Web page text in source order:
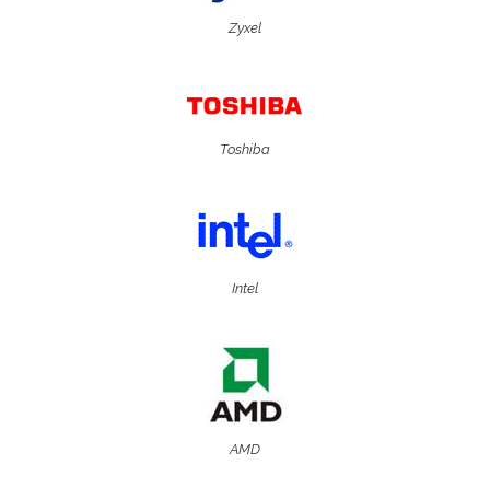
Zyxel
Toshiba
Intel
AMD